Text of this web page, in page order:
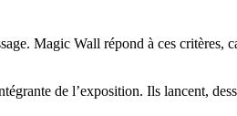
Magic Wall répond à ces critères,
de l’exposition. Ils lancent,